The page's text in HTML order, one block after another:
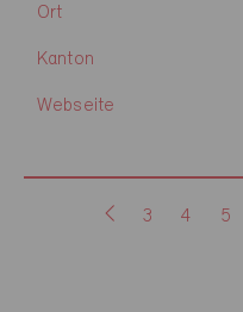
Ort
Kanton
Webseite
3 4 5